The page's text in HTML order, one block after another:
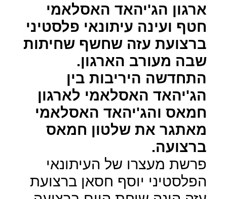
ארגון הג'יהאד האסלאמי
חטף ועינה עיתונאי פלסטיני
ברצועת עזה שחשף שחיתות
שבה מעורב הארגון.
התחדשה היריבות בין
הג'יהאד האסלאמי לארגון
חמאס והג'יהאד האסלאמי
מאתגר את שלטון חמאס
ברצועה.
פרשת מעצרו של העיתונאי
הפלסטיני יוסף חסאן ברצועת